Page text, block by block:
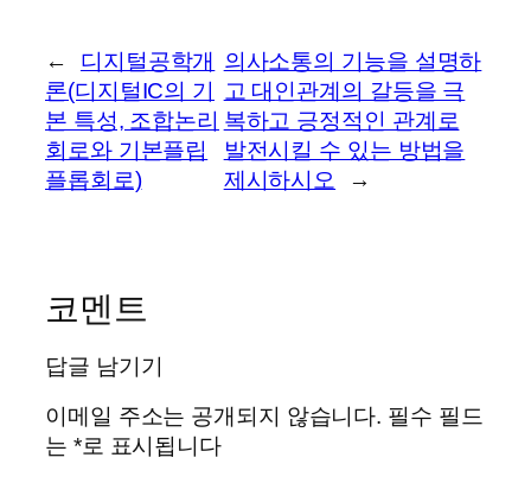
←
디지털공학개
론(디지털IC의 기
본 특성, 조합논리
회로와 기본플립
플롭회로)
의사소통의 기능을 설명하
고 대인관계의 갈등을 극
복하고 긍정적인 관계로
발전시킬 수 있는 방법을
제시하시오
→
코멘트
답글 남기기
이메일 주소는 공개되지 않습니다. 필수 필드
는 *로 표시됩니다